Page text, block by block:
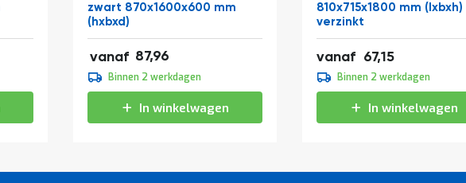
zwart 870x1600x600 mm
(hxbxd)
vanaf 87,96
106,43
109,95
133,04
Binnen 2 werkdagen
In winkelwagen
810x715x1800 mm (lxbxh)
verzinkt
vanaf 67,15
Binnen 2 werkdagen
In winkelwagen